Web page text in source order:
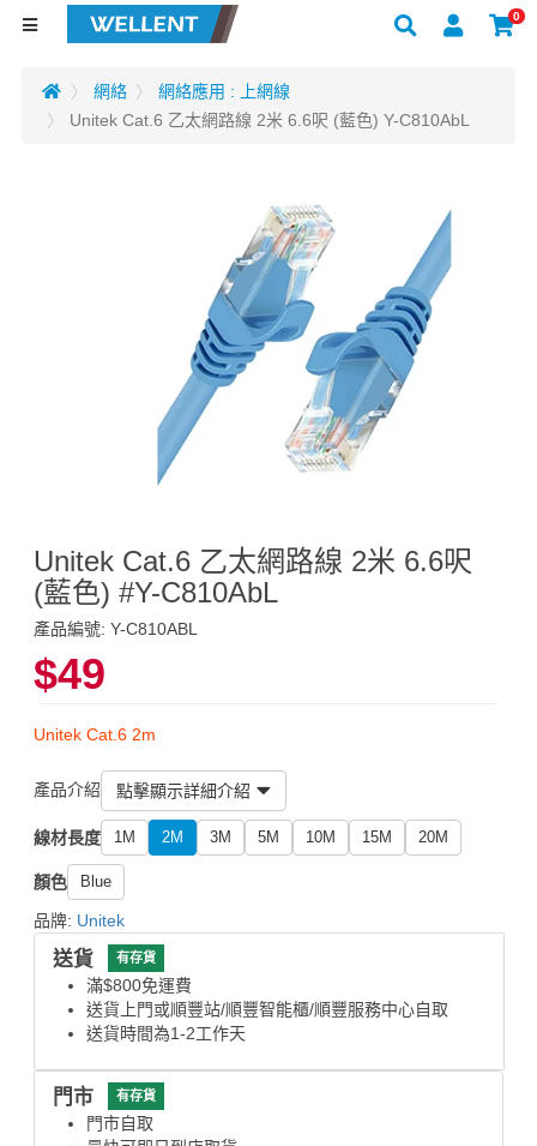
0
網絡
網絡應用 : 上網線
Unitek Cat.6 乙太網路線 2米 6.6呎 (藍色) Y-C810AbL
Unitek Cat.6 乙太網路線 2米 6.6呎
(藍色) #Y-C810AbL
產品編號: Y-C810ABL
$49
Unitek Cat.6 2m
產品介紹 點擊顯示詳細介紹
線材長度 1M 2M 3M 5M 10M 15M 20M
顏色 Blue
品牌: Unitek
送貨 有存貨
滿$800免運費
送貨上門或順豐站/順豐智能櫃/順豐服務中心自取
送貨時間為1-2工作天
門市 有存貨
門市自取